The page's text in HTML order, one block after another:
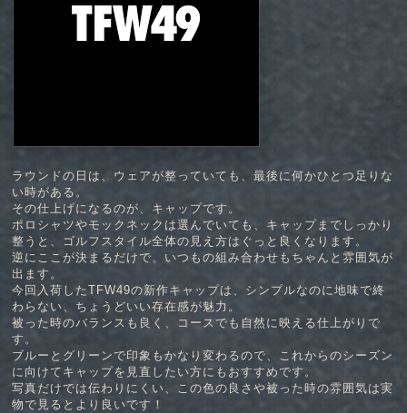
ラウンドの日は、ウェアが整っていても、最後に何かひとつ足りな
い時がある。
その仕上げになるのが、キャップです。
ポロシャツやモックネックは選んでいても、キャップまでしっかり
整うと、ゴルフスタイル全体の見え方はぐっと良くなります。
逆にここが決まるだけで、いつもの組み合わせもちゃんと雰囲気が
出ます。
今回入荷したTFW49の新作キャップは、シンプルなのに地味で終
わらない、ちょうどいい存在感が魅力。
被った時のバランスも良く、コースでも自然に映える仕上がりで
す。
ブルーとグリーンで印象もかなり変わるので、これからのシーズン
に向けてキャップを見直したい方にもおすすめです。
写真だけでは伝わりにくい、この色の良さや被った時の雰囲気は実
物で見るとより良いです！